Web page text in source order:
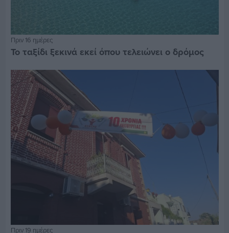
Πριν 16 ημέρες
Το ταξίδι ξεκινά εκεί όπου τελειώνει ο δρόμος
Πριν 19 ημέρες